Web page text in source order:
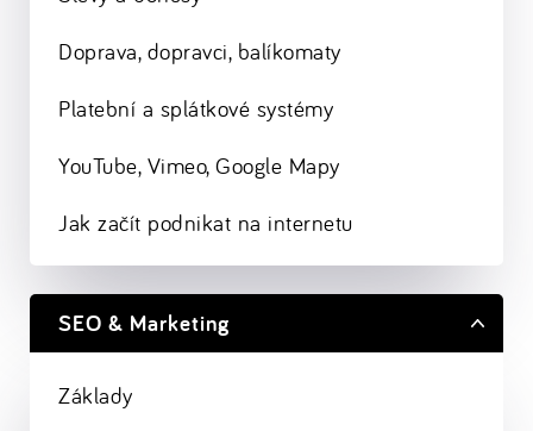
Doprava, dopravci, balíkomaty
Platební a splátkové systémy
YouTube, Vimeo, Google Mapy
Jak začít podnikat na internetu
SEO & Marketing
Základy